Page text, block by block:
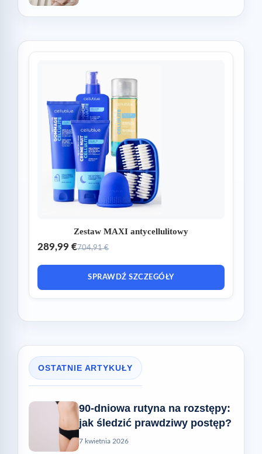
Zestaw MAXI antycellulitowy
289,99 €704,91 €
SPRAWDŹ SZCZEGÓŁY
OSTATNIE ARTYKUŁY
90-dniowa rutyna na rozstępy:
jak śledzić prawdziwy postęp?
7 kwietnia 2026